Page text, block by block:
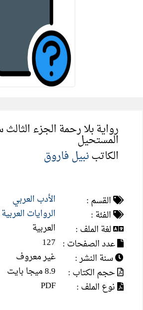
رواية بلا رحمة الجزء
المستحيل
الكاتبنبيل فاروق
القسم :
الأدب العربي
الفئة :
الروايات العربية
لغة الملف :
العربية
عدد الصفحات : 127
سنة النشر :
غير معروف
حجم الكتاب :
8.9 ميجا بايت
نوع الملف :
PDF